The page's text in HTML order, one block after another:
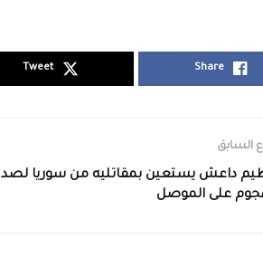
Share
Tweet
السابق
داعش يستعين بمقاتليه من سوريا لصد
على الموصل